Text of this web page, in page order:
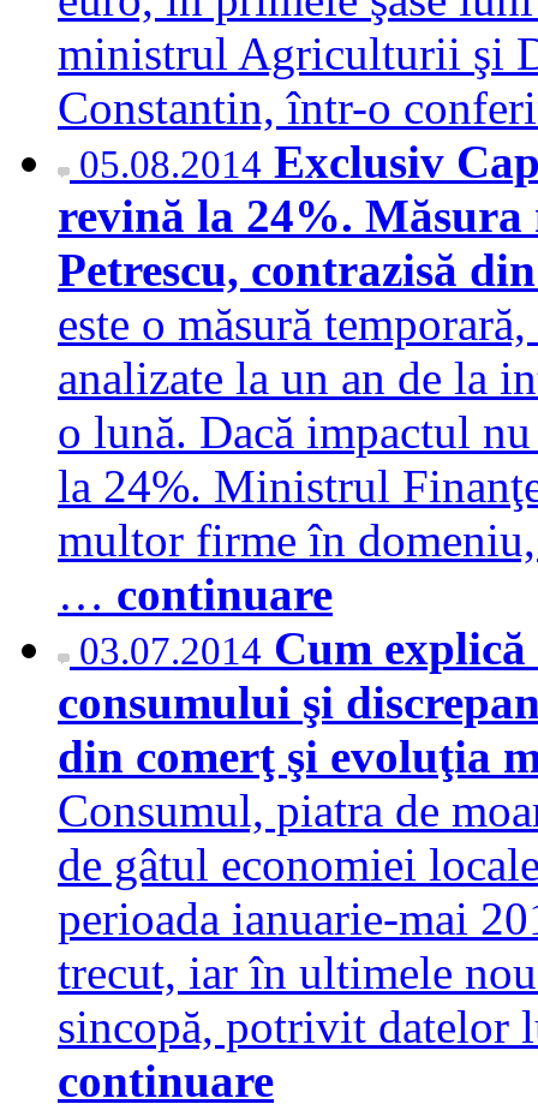
ministrul Agriculturii şi
Constantin, într-o
05.08.2014 Exclusiv
revină la 24%. Măsura
Petrescu, contrazisă
este o măsură
analizate la un an de la
o lună. Dacă impactul
la 24%. Ministrul
multor firme în domeniu,
… continuare
03.07.2014 Cum
consumului şi
din comerţ şi evoluţia
Consumul, piatra de
de gâtul economiei
perioada ianuarie-mai
trecut, iar în ultimele
sincopă, potrivit datelor
continuare